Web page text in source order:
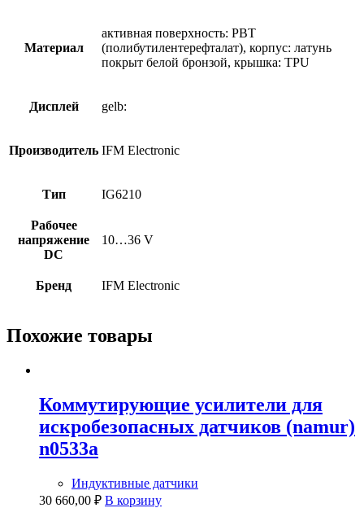
Материал
активная поверхность: PBT
(полибутилентерефталат), корпус: латунь
покрыт белой бронзой, крышка: TPU
Дисплей gelb:
Производитель IFM Electronic
Тип IG6210
Рабочее
напряжение
DC
10…36 V
Бренд IFM Electronic
Похожие товары
Коммутирующие усилители для
искробезопасных датчиков (namur)
n0533a
Индуктивные датчики
30 660,00 ₽ В корзину